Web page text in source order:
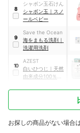
8
シャボン玉石けん
シャボン玉 ｜ スノ
ールベビー
9
Save the Ocean
海をまもる洗剤 ｜
洗濯用洗剤
10
AZEST
白いひつじ ｜ 天然
由来成分100％衣
お探しの商品がない場合は